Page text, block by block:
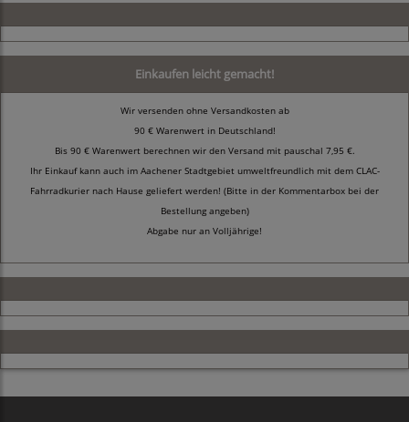
Einkaufen leicht gemacht!
Wir versenden ohne Versandkosten ab
90 € Warenwert in Deutschland!
Bis 90 € Warenwert berechnen wir den Versand mit pauschal 7,95 €.
Ihr Einkauf kann auch im Aachener Stadtgebiet umweltfreundlich mit dem CLAC-
Fahrradkurier nach Hause geliefert werden! (Bitte in der Kommentarbox bei der
Bestellung angeben)
Abgabe nur an Volljährige!